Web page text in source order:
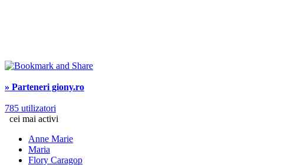
» Parteneri giony.ro
785 utilizatori
cei mai activi
Anne Marie
Maria
Flory Caragop